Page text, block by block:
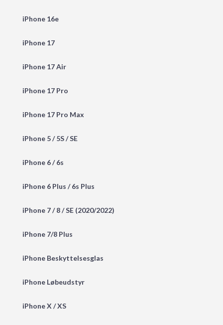
iPhone 16e
iPhone 17
iPhone 17 Air
iPhone 17 Pro
iPhone 17 Pro Max
iPhone 5 / 5S / SE
iPhone 6 / 6s
iPhone 6 Plus / 6s Plus
iPhone 7 / 8 / SE (2020/2022)
iPhone 7/8 Plus
iPhone Beskyttelsesglas
iPhone Løbeudstyr
iPhone X / XS